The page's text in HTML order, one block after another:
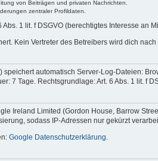
von Beiträgen und privaten Nachrichten.
zentraler Profildaten.
1 lit. f DSGVO (berechtigtes Interesse an
Kein Vertreter des Betreibers wird dich nach
automatisch Server-Log-Dateien:
7 Tage. Rechtsgrundlage: Art. 6 Abs. 1 lit. f
Ireland Limited (Gordon House, Barrow
sodass IP-Adressen nur gekürzt
Google Datenschutzerklärung.